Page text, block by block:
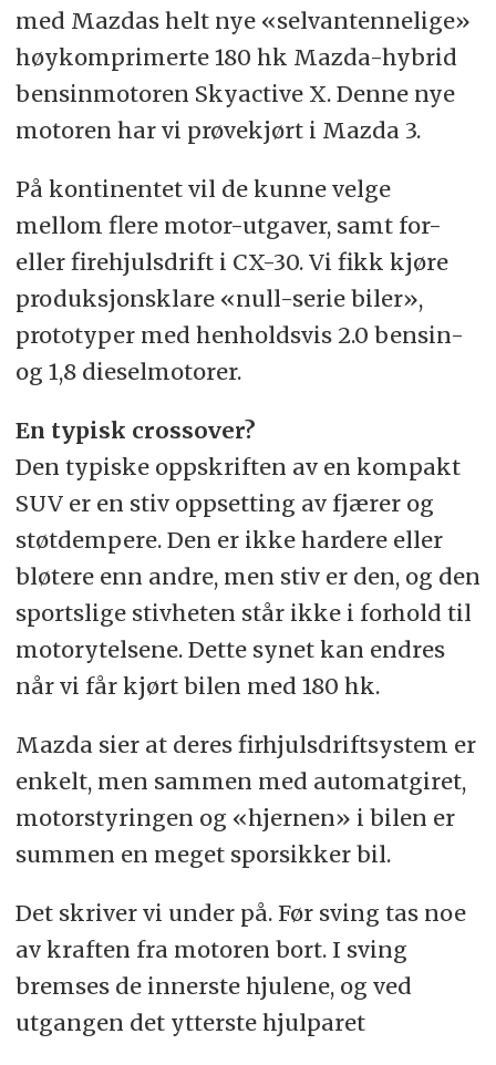
med Mazdas helt nye «selvantennelige»
høykomprimerte 180 hk Mazda-hybrid
bensinmotoren Skyactive X. Denne nye
motoren har vi prøvekjørt i Mazda 3.
På kontinentet vil de kunne velge
mellom flere motor-utgaver, samt for-
eller firehjulsdrift i CX-30. Vi fikk kjøre
produksjonsklare «null-serie biler»,
prototyper med henholdsvis 2.0 bensin-
og 1,8 dieselmotorer.
En typisk crossover?
Den typiske oppskriften av en kompakt
SUV er en stiv oppsetting av fjærer og
støtdempere. Den er ikke hardere eller
bløtere enn andre, men stiv er den, og den
sportslige stivheten står ikke i forhold til
motorytelsene. Dette synet kan endres
når vi får kjørt bilen med 180 hk.
Mazda sier at deres firhjulsdriftsystem er
enkelt, men sammen med automatgiret,
motorstyringen og «hjernen» i bilen er
summen en meget sporsikker bil.
Det skriver vi under på. Før sving tas noe
av kraften fra motoren bort. I sving
bremses de innerste hjulene, og ved
utgangen det ytterste hjulparet